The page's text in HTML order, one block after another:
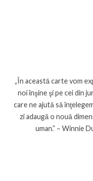
„În această carte vom
noi înşine şi pe cei din
care ne ajută să
zi adaugă o nouă
uman.” – Winnie